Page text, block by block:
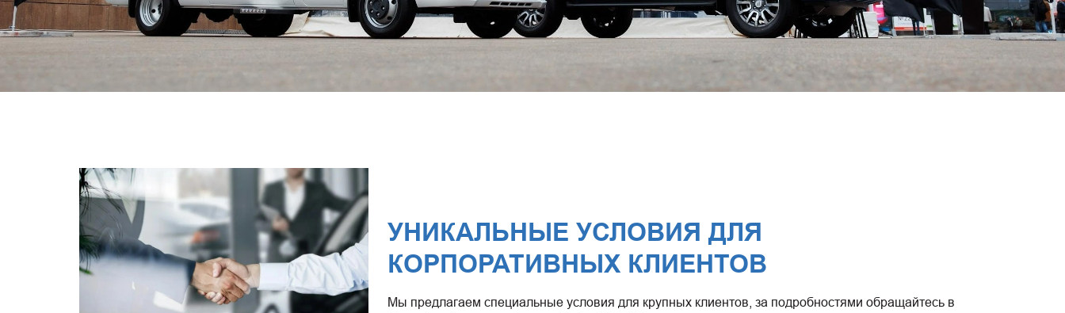
УНИКАЛЬНЫЕ УСЛОВИЯ ДЛЯ
КОРПОРАТИВНЫХ КЛИЕНТОВ
Мы предлагаем специальные условия для крупных клиентов, за подробностями обращайтесь в